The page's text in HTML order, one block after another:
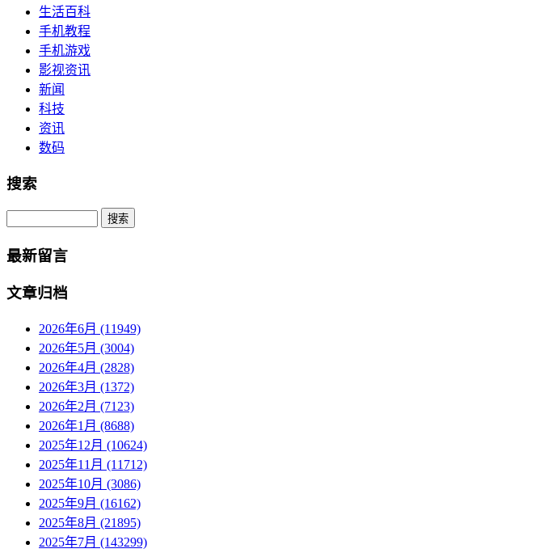
生活百科
手机教程
手机游戏
影视资讯
新闻
科技
资讯
数码
搜索
Search
最新留言
文章归档
2026年6月 (11949)
2026年5月 (3004)
2026年4月 (2828)
2026年3月 (1372)
2026年2月 (7123)
2026年1月 (8688)
2025年12月 (10624)
2025年11月 (11712)
2025年10月 (3086)
2025年9月 (16162)
2025年8月 (21895)
2025年7月 (143299)